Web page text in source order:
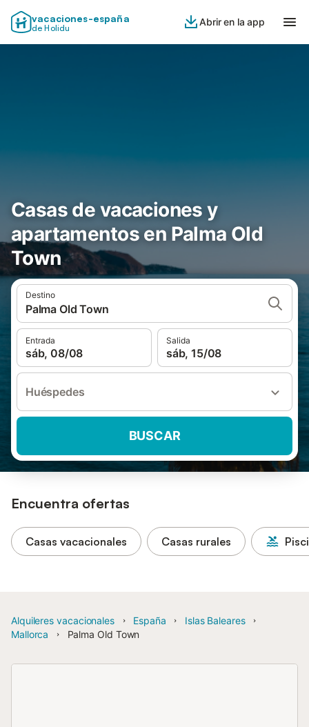
vacaciones-españa
de Holidu
Abrir en la app
Casas de vacaciones y
apartamentos en Palma Old
Town
Destino
Palma Old Town
Entrada
sáb, 08/08
Salida
sáb, 15/08
Huéspedes
BUSCAR
Encuentra ofertas
Casas vacacionales Casas rurales
Alquileres vacacionales España
Islas Baleares
Mallorca
Palma Old Town